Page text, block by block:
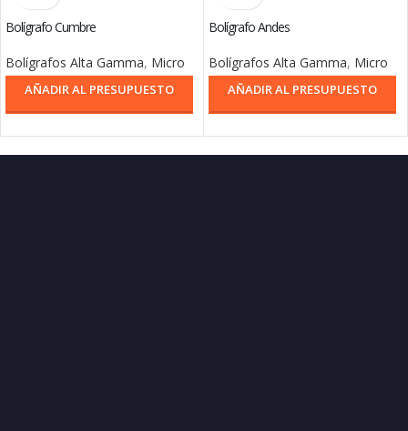
Bolígrafo Cumbre
Bolígrafos Alta Gamma, Micro
AÑADIR AL PRESUPUESTO
Bolígrafo Andes
Bolígrafos Alta Gamma, Micro
AÑADIR AL PRESUPUESTO